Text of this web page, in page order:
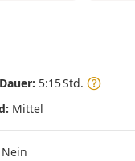
5:15 Std.
Mittel
Nein